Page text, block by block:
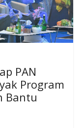
PAN
Program
Bantu